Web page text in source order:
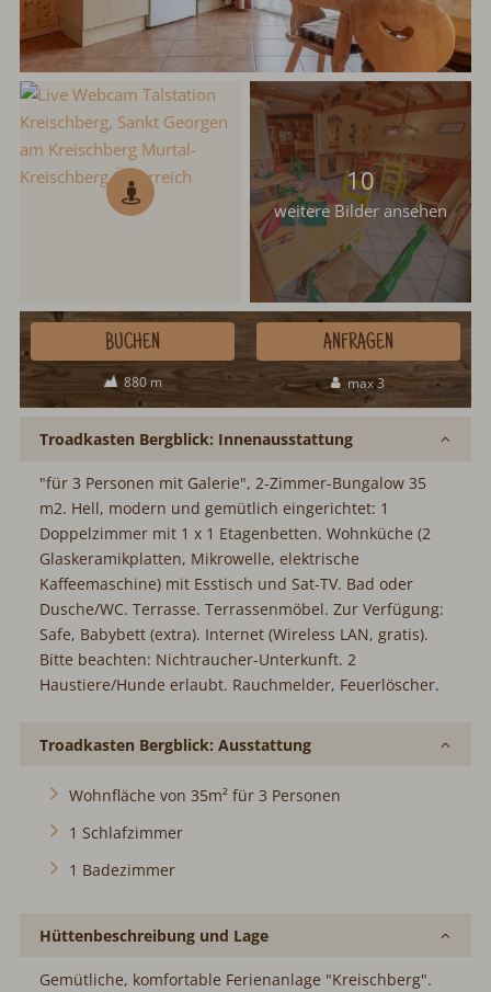
10
weitere Bilder ansehen
880 m max 3
BUCHEN ANFRAGEN
Troadkasten Bergblick: Innenausstattung
"für 3 Personen mit Galerie", 2-Zimmer-Bungalow 35
m2. Hell, modern und gemütlich eingerichtet: 1
Doppelzimmer mit 1 x 1 Etagenbetten. Wohnküche (2
Glaskeramikplatten, Mikrowelle, elektrische
Kaffeemaschine) mit Esstisch und Sat-TV. Bad oder
Dusche/WC. Terrasse. Terrassenmöbel. Zur Verfügung:
Safe, Babybett (extra). Internet (Wireless LAN, gratis).
Bitte beachten: Nichtraucher-Unterkunft. 2
Haustiere/Hunde erlaubt. Rauchmelder, Feuerlöscher.
Troadkasten Bergblick: Ausstattung
Wohnfläche von 35m² für 3 Personen
1 Schlafzimmer
1 Badezimmer
Hüttenbeschreibung und Lage
Gemütliche, komfortable Ferienanlage "Kreischberg".